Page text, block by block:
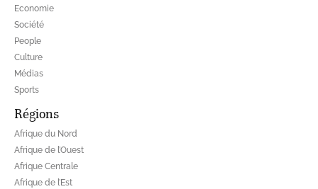
Economie
Société
People
Culture
Médias
Sports
Régions
Afrique du Nord
Afrique de l’Ouest
Afrique Centrale
Afrique de l’Est